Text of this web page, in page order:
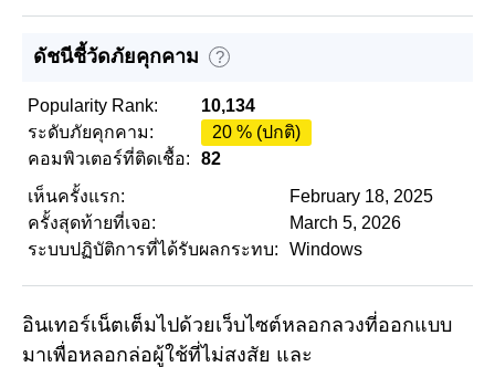
ดัชนีชี้วัดภัยคุกคาม ?
Popularity Rank:
10,134
ระดับภัยคุกคาม:
20 % (ปกติ)
คอมพิวเตอร์ที่ติดเชื้อ:
82
เห็นครั้งแรก:
February 18, 2025
ครั้งสุดท้ายที่เจอ:
March 5, 2026
ระบบปฏิบัติการที่ได้รับผลกระทบ:
Windows
อินเทอร์เน็ตเต็มไปด้วยเว็บไซต์หลอกลวงที่ออกแบบ
มาเพื่อหลอกล่อผู้ใช้ที่ไม่สงสัย และ